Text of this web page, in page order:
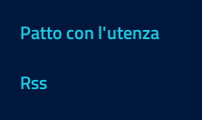
Patto con l'utenza
Rss